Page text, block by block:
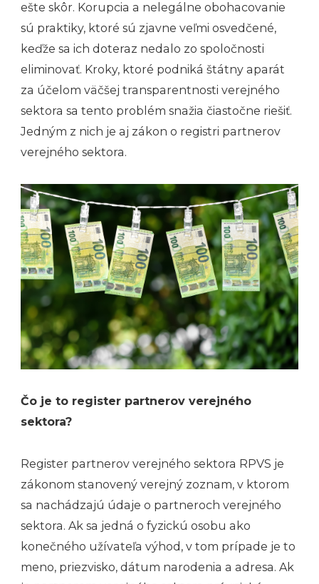
ešte skôr. Korupcia a nelegálne obohacovanie
sú praktiky, ktoré sú zjavne veľmi osvedčené,
keďže sa ich doteraz nedalo zo spoločnosti
eliminovať. Kroky, ktoré podniká štátny aparát
za účelom väčšej transparentnosti verejného
sektora sa tento problém snažia čiastočne riešiť.
Jedným z nich je aj zákon o registri partnerov
verejného sektora.
Čo je to register partnerov verejného
sektora?
Register partnerov verejného sektora RPVS je
zákonom stanovený verejný zoznam, v ktorom
sa nachádzajú údaje o partneroch verejného
sektora. Ak sa jedná o fyzickú osobu ako
konečného užívateľa výhod, v tom prípade je to
meno, priezvisko, dátum narodenia a adresa. Ak